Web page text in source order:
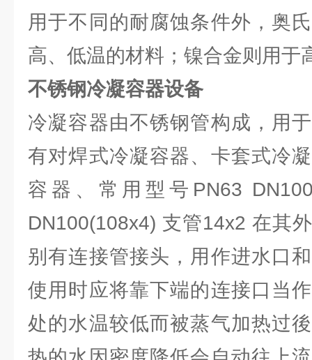
用于不同的耐腐蚀条件外，奥
高、低温的材料；镍合金则用于
不锈钢冷凝容器设备
冷凝容器由不锈钢管构成，用
有对焊式冷凝容器、卡套式冷
容器、常用型号PN63
DN100(108x4) 支管14x2 在其
别有连接管接头，用作进水口
使用时应将靠下端的连接口当
处的水温较低而被蒸气加热过